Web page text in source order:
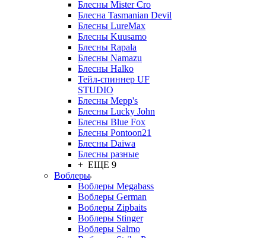
Блесны Mister Cro
Блесна Tasmanian Devil
Блесны LureMax
Блесны Kuusamo
Блесны Rapala
Блесны Namazu
Блесны Halko
Тейл-спиннер UF
STUDIO
Блесны Mepp's
Блесны Lucky John
Блесны Blue Fox
Блесны Pontoon21
Блесны Daiwa
Блесны разные
+ ЕЩЕ 9
Воблеры
Воблеры Megabass
Воблеры German
Воблеры Zipbaits
Воблеры Stinger
Воблеры Salmo